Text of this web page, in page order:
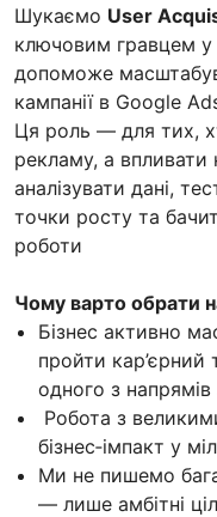
Шукаємо User
ключовим гравцем у
допоможе
кампанії в Google
Ця роль — для тих,
рекламу, а впливати
аналізувати дані,
точки росту та
роботи
Чому варто обрати
Бізнес активно
пройти
одного з напрямів
Робота з
бізнес‑імпакт у
Ми не пишемо
— лише амбітні